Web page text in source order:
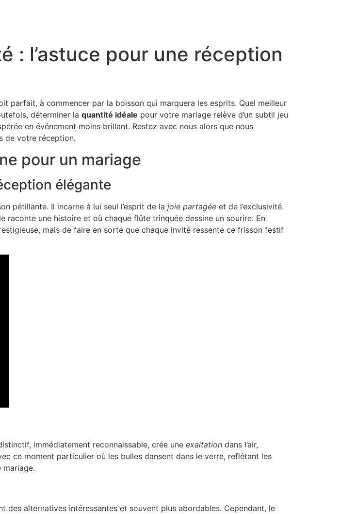
: l’astuce pour une réception
parfait, à commencer par la boisson qui marquera les esprits. Quel meilleur
déterminer la quantité idéale pour votre mariage relève d’un subtil jeu
en événement moins brillant. Restez avec nous alors que nous
de votre réception.
pour un mariage
élégante
pétillante. Il incarne à lui seul l’esprit de la joie partagée et de l’exclusivité.
raconte une histoire et où chaque flûte trinquée dessine un sourire. En
mais de faire en sorte que chaque invité ressente ce frisson festif
immédiatement reconnaissable, crée une exaltation dans l’air,
ce moment particulier où les bulles dansent dans le verre, reflétant les
des alternatives intéressantes et souvent plus abordables. Cependant, le